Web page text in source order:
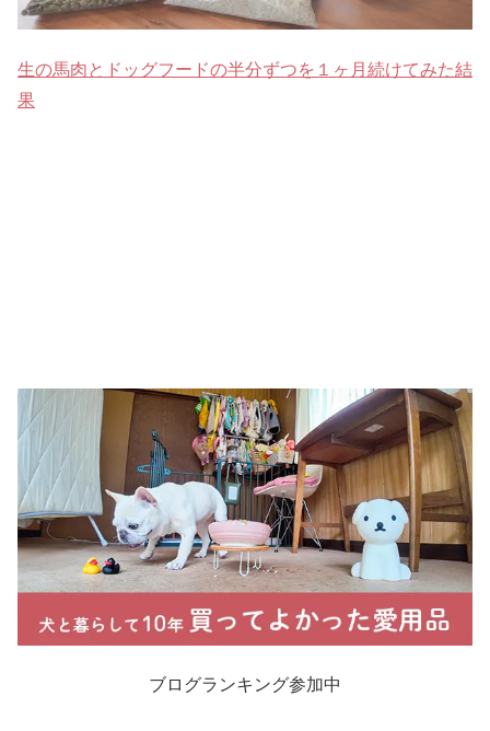
生の馬肉とドッグフードの半分ずつを１ヶ月続けてみた結
果
ブログランキング参加中